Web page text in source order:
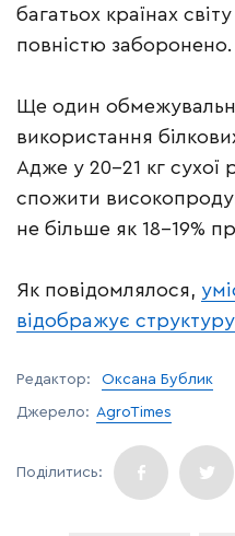
багатьох країнах
повністю заборонено.
Ще один
використання
Адже у 20-21 кг сухої
спожити
не більше як 18-19%
Як повідомлялося,
відображує
Редактор: Оксана Бублик
Джерело: AgroTimes